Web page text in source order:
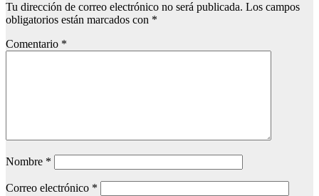
Tu dirección de correo electrónico no será publicada. Los campos
obligatorios están marcados con *
Comentario *
Nombre *
Correo electrónico *